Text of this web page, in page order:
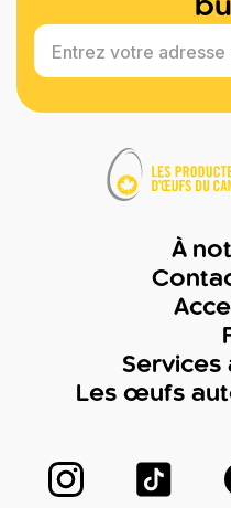
Entrez votre adresse
À
Services
Les œufs
Suivez-nous sur
Suivez-